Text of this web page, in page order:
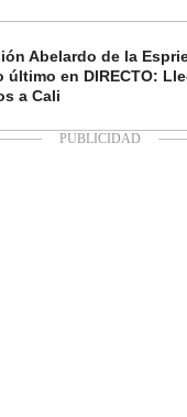
Abelardo de la
último en DIRECTO:
a Cali